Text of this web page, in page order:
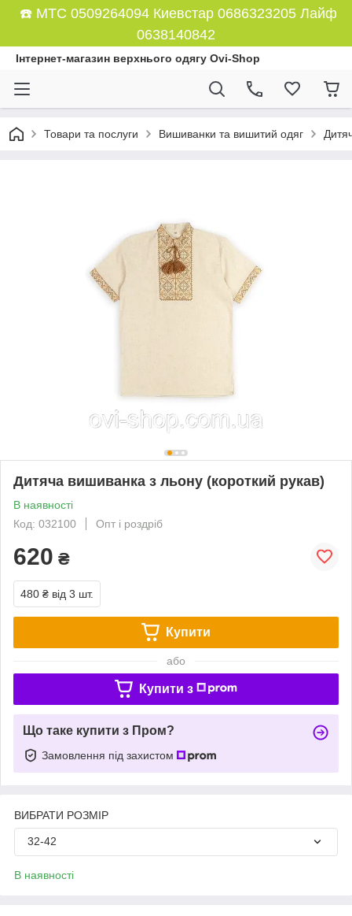
☎️ МТС 0509264094 Киевстар 0686323205 Лайф
0638140842
Інтернет-магазин верхнього одягу Ovi-Shop
Товари та послуги Вишиванки та вишитий одяг
Дитяча вишиванка з льону (короткий рукав)
В наявності
Код: 032100
Опт і роздріб
620 ₴
480 ₴ від 3 шт.
Купити
або
Купити з
Що таке купити з Пром?
Замовлення під захистом
ВИБРАТИ РОЗМІР
32-42
В наявності